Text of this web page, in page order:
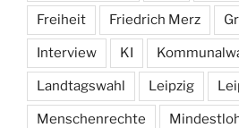
Freiheit Friedrich Merz
Interview KI
Landtagswahl Leipzig
Menschenrechte